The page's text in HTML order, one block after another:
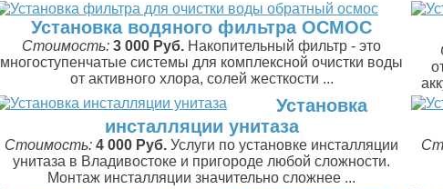
Установка водяного фильтра ОСМОС
Стоимость: 3 000 Руб. Накопительный фильтр - это
многоступенчатые системы для комплексной очистки воды
от активного хлора, солей жесткости ...
Установка
инсталляции унитаза
Стоимость: 4 000 Руб. Услуги по установке инсталляции
унитаза в Владивостоке и пригороде любой сложности.
Монтаж инсталляции значительно сложнее ...